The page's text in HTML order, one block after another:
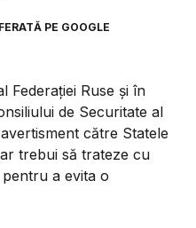
PE GOOGLE
Federației Ruse și în
de Securitate al
către Statele
trebui să trateze cu
a evita o